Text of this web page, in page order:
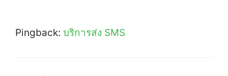
Pingback: บริการส่ง SMS